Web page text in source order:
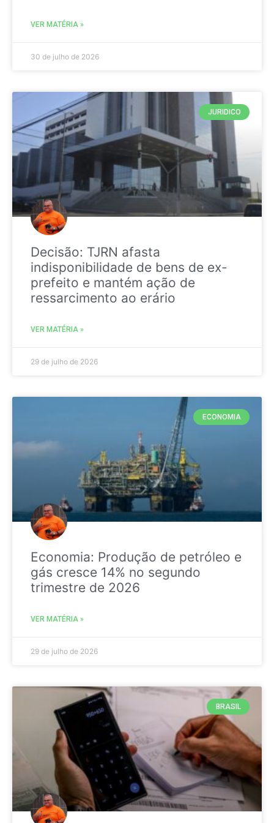
VER MATÉRIA »
30 de julho de 2026
JURIDICO
Decisão: TJRN afasta
indisponibilidade de bens de ex-
prefeito e mantém ação de
ressarcimento ao erário
VER MATÉRIA »
29 de julho de 2026
ECONOMIA
Economia: Produção de petróleo e
gás cresce 14% no segundo
trimestre de 2026
VER MATÉRIA »
29 de julho de 2026
BRASIL